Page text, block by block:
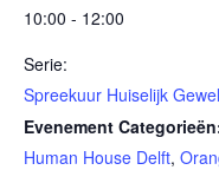
10:00 - 12:00
Serie:
Spreekuur Huiselijk
Evenement
Human House Delft,